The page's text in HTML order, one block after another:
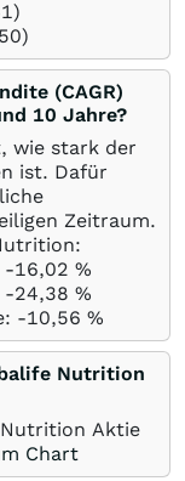
(CAGR)
10 Jahre?
wie stark der
ist. Dafür
Zeitraum.
-16,02 %
-24,38 %
-10,56 %
Nutrition
Aktie
Chart